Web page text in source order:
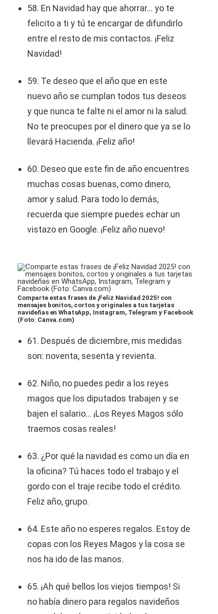
58. En Navidad hay que ahorrar… yo te
felicito a ti y tú te encargar de difundirlo
entre el resto de mis contactos. ¡Feliz
Navidad!
59. Te deseo que el año que en este
nuevo año se cumplan todos tus deseos
y que nunca te falte ni el amor ni la salud.
No te preocupes por el dinero que ya se lo
llevará Hacienda. ¡Feliz año!
60. Deseo que este fin de año encuentres
muchas cosas buenas, como dinero,
amor y salud. Para todo lo demás,
recuerda que siempre puedes echar un
vistazo en Google. ¡Feliz año nuevo!
Comparte estas frases de ¡Feliz Navidad 2025! con
mensajes bonitos, cortos y originales a tus tarjetas
navideñas en WhatsApp, Instagram, Telegram y Facebook
(Foto: Canva.com)
61. Después de diciembre, mis medidas
son: noventa, sesenta y revienta.
62. Niño, no puedes pedir a los reyes
magos que los diputados trabajen y se
bajen el salario… ¡Los Reyes Magos sólo
traemos cosas reales!
63. ¿Por qué la navidad es como un día en
la oficina? Tú haces todo el trabajo y el
gordo con el traje recibe todo el crédito.
Feliz año, grupo.
64. Este año no esperes regalos. Estoy de
copas con los Reyes Magos y la cosa se
nos ha ido de las manos.
65. ¡Ah qué bellos los viejos tiempos! Si
no había dinero para regalos navideños